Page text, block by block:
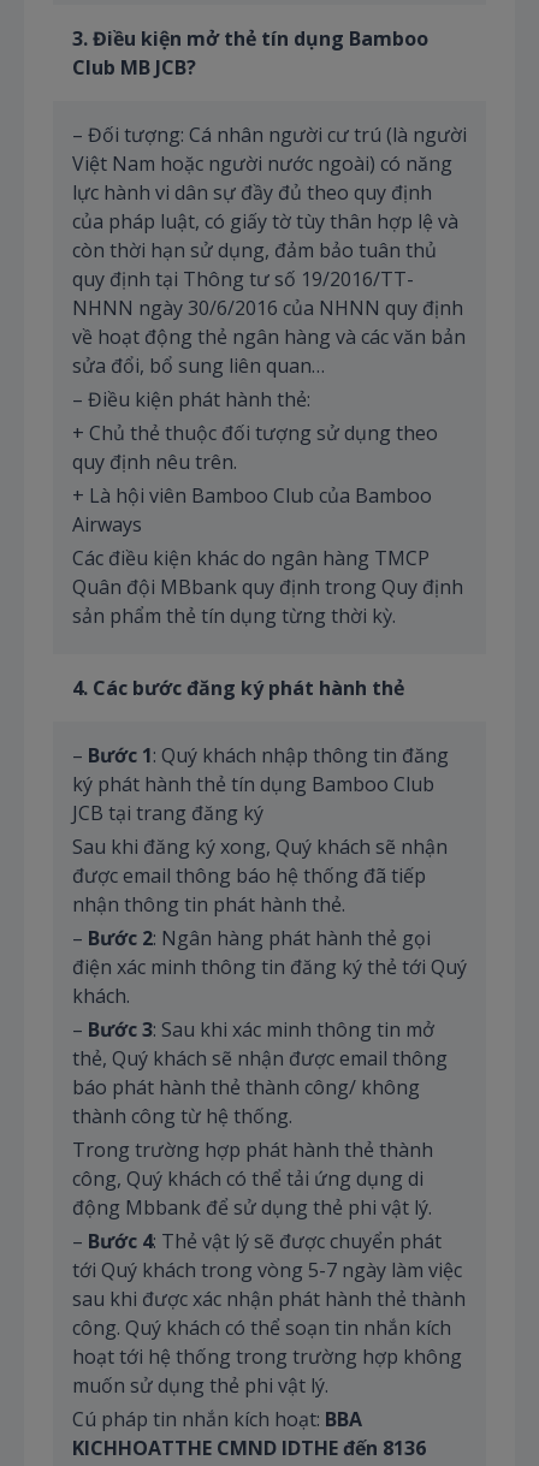
3. Điều kiện mở thẻ tín dụng Bamboo
Club MB JCB?
– Đối tượng: Cá nhân người cư trú (là người
Việt Nam hoặc người nước ngoài) có năng
lực hành vi dân sự đầy đủ theo quy định
của pháp luật, có giấy tờ tùy thân hợp lệ và
còn thời hạn sử dụng, đảm bảo tuân thủ
quy định tại Thông tư số 19/2016/TT-
NHNN ngày 30/6/2016 của NHNN quy định
về hoạt động thẻ ngân hàng và các văn bản
sửa đổi, bổ sung liên quan…
– Điều kiện phát hành thẻ:
+ Chủ thẻ thuộc đối tượng sử dụng theo
quy định nêu trên.
+ Là hội viên Bamboo Club của Bamboo
Airways
Các điều kiện khác do ngân hàng TMCP
Quân đội MBbank quy định trong Quy định
sản phẩm thẻ tín dụng từng thời kỳ.
4. Các bước đăng ký phát hành thẻ
– Bước 1: Quý khách nhập thông tin đăng
ký phát hành thẻ tín dụng Bamboo Club
JCB tại trang đăng ký
Sau khi đăng ký xong, Quý khách sẽ nhận
được email thông báo hệ thống đã tiếp
nhận thông tin phát hành thẻ.
– Bước 2: Ngân hàng phát hành thẻ gọi
điện xác minh thông tin đăng ký thẻ tới Quý
khách.
– Bước 3: Sau khi xác minh thông tin mở
thẻ, Quý khách sẽ nhận được email thông
báo phát hành thẻ thành công/ không
thành công từ hệ thống.
Trong trường hợp phát hành thẻ thành
công, Quý khách có thể tải ứng dụng di
động Mbbank để sử dụng thẻ phi vật lý.
– Bước 4: Thẻ vật lý sẽ được chuyển phát
tới Quý khách trong vòng 5-7 ngày làm việc
sau khi được xác nhận phát hành thẻ thành
công. Quý khách có thể soạn tin nhắn kích
hoạt tới hệ thống trong trường hợp không
muốn sử dụng thẻ phi vật lý.
Cú pháp tin nhắn kích hoạt: BBA
KICHHOATTHE CMND IDTHE đến 8136